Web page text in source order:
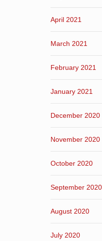
April 2021
March 2021
February 2021
January 2021
December 2020
November 2020
October 2020
September 2020
August 2020
July 2020